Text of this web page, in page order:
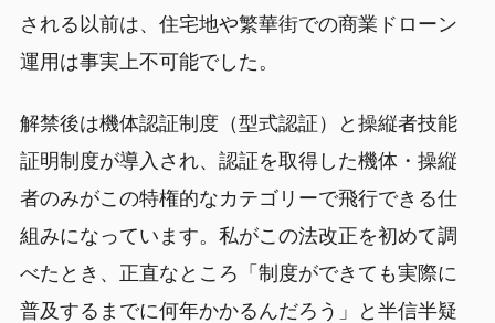
される以前は、住宅地や繁華街での商業ドローン
運用は事実上不可能でした。
解禁後は機体認証制度（型式認証）と操縦者技能
証明制度が導入され、認証を取得した機体・操縦
者のみがこの特権的なカテゴリーで飛行できる仕
組みになっています。私がこの法改正を初めて調
べたとき、正直なところ「制度ができても実際に
普及するまでに何年かかるんだろう」と半信半疑